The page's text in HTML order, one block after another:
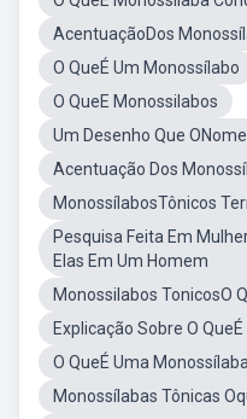
AcentuaçãoDos
O QueÉ Um Monossílabo
O QueE Monossilabos
Um Desenho Que
Acentuação Dos
MonossílabosTônicos
Pesquisa Feita Em
Elas Em Um Homem
Monossilabos TonicosO
Explicação Sobre O
O QueÉ Uma Monossílaba
Monossílabas Tônicas